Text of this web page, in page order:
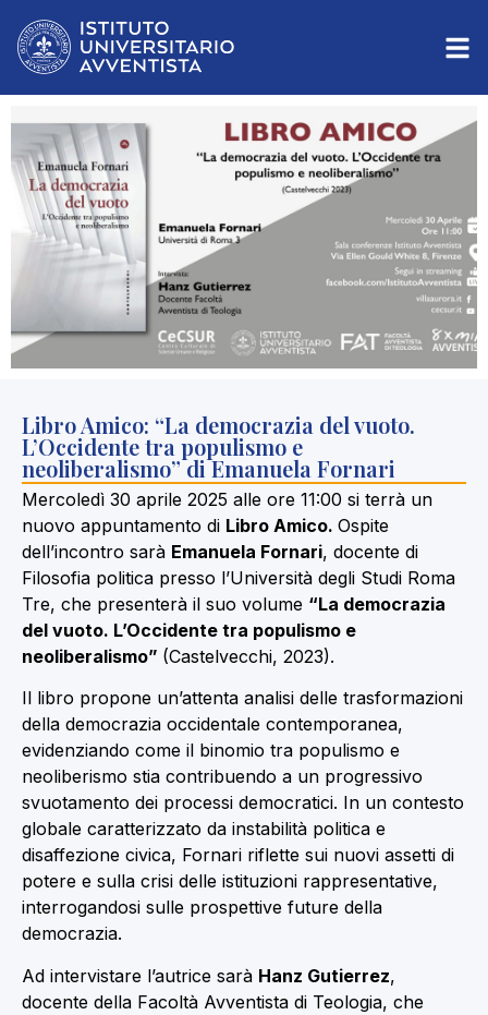
Libro Amico: “La democrazia del vuoto.
L’Occidente tra populismo e
neoliberalismo” di Emanuela Fornari
Mercoledì 30 aprile 2025 alle ore 11:00 si terrà un
nuovo appuntamento di Libro Amico. Ospite
dell’incontro sarà Emanuela Fornari, docente di
Filosofia politica presso l’Università degli Studi Roma
Tre, che presenterà il suo volume “La democrazia
del vuoto. L’Occidente tra populismo e
neoliberalismo” (Castelvecchi, 2023).
Il libro propone un’attenta analisi delle trasformazioni
della democrazia occidentale contemporanea,
evidenziando come il binomio tra populismo e
neoliberismo stia contribuendo a un progressivo
svuotamento dei processi democratici. In un contesto
globale caratterizzato da instabilità politica e
disaffezione civica, Fornari riflette sui nuovi assetti di
potere e sulla crisi delle istituzioni rappresentative,
interrogandosi sulle prospettive future della
democrazia.
Ad intervistare l’autrice sarà Hanz Gutierrez,
docente della Facoltà Avventista di Teologia, che